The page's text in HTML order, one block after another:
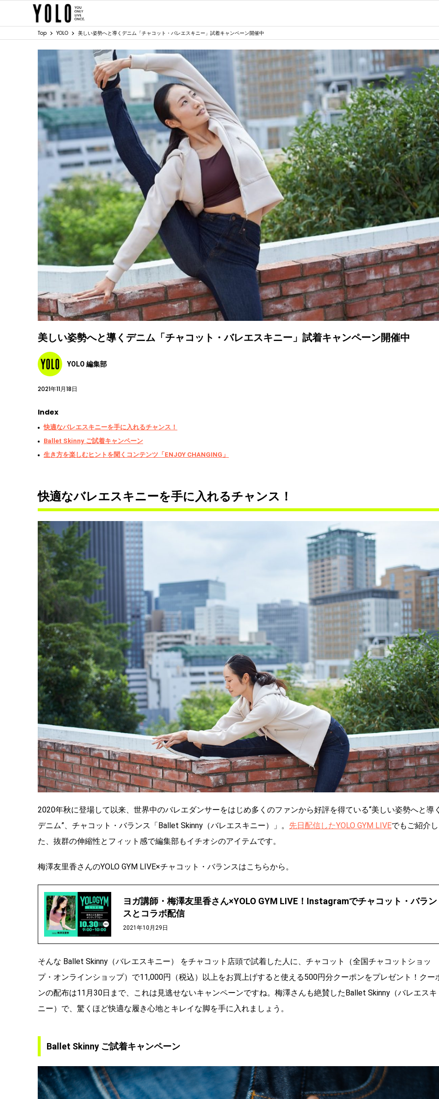
Top YOLO 美しい姿勢へと導くデニム「チャコット・バレエスキニー」試着キャンペーン開催中
美しい姿勢へと導くデニム「チャコット・バレエスキニー」試着キャンペーン開催中
YOLO 編集部
2021年11月18日
Index
快適なバレエスキニーを手に入れるチャンス！
Ballet Skinny ご試着キャンペーン
生き方を楽しむヒントを聞くコンテンツ「ENJOY CHANGING」
快適なバレエスキニーを手に入れるチャンス！
2020年秋に登場して以来、世界中のバレエダンサーをはじめ多くのファンから好評を得ている“美しい姿勢へと導
デニム”、チャコット・バランス「Ballet Skinny（バレエスキニー）」。 先日配信したYOLO GYM LIVEでもご紹介し
た、抜群の伸縮性とフィット感で編集部もイチオシのアイテムです。
梅澤友里香さんのYOLO GYM LIVE×チャコット・バランスはこちらから。
ヨガ講師・梅澤友里香さん×YOLO GYM LIVE！Instagramでチャコット・バラン
スとコラボ配信
2021年10月29日
そんな Ballet Skinny（バレエスキニー） をチャコット店頭で試着した人に、チャコット（全国チャコットショッ
プ・オンラインショップ）で11,000円（税込）以上をお買上げすると使える500円分クーポンをプレゼント！クー
ンの配布は11月30日まで、これは見逃せないキャンペーンですね。梅澤さんも絶賛したBallet Skinny（バレエスキ
ニー）で、驚くほど快適な履き心地とキレイな脚を手に入れましょう。
Ballet Skinny ご試着キャンペーン